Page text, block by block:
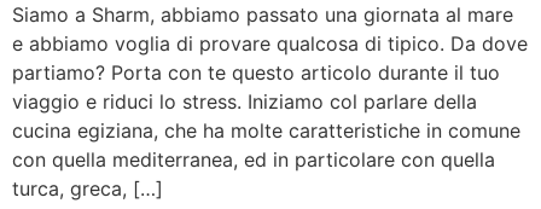
Siamo a Sharm, abbiamo passato una giornata al mare
e abbiamo voglia di provare qualcosa di tipico. Da dove
partiamo? Porta con te questo articolo durante il tuo
viaggio e riduci lo stress. Iniziamo col parlare della
cucina egiziana, che ha molte caratteristiche in comune
con quella mediterranea, ed in particolare con quella
turca, greca, […]